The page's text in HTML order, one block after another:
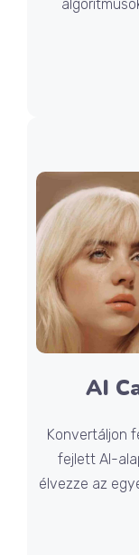
AI
Konvertáljon
fejlett AI-
élvezze az